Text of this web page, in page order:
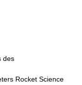
des
Rocket Science